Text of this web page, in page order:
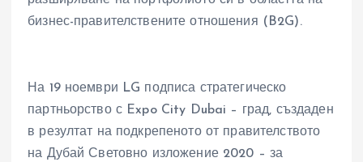
бизнес-правителствените отношения (B2G).
На 19 ноември LG подписа стратегическо
партньорство с Expo City Dubai – град, създаден
в резултат на подкрепеното от правителството
на Дубай Световно изложение 2020 – за